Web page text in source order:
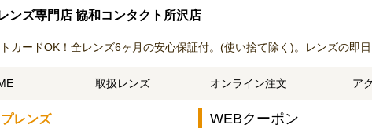
ンズ専門店 協和コンタクト所沢店
カードOK！全レンズ6ヶ月の安心保証付。(使い捨て除く)。レンズの即
取扱レンズ オンライン注文 ア
WEBクーポン
レンズ